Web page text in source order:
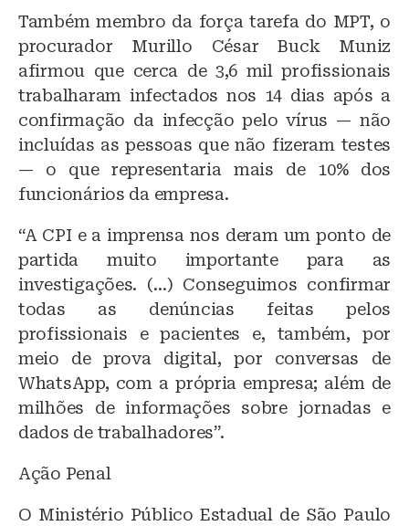
Também membro da força tarefa do MPT, o
procurador Murillo César Buck Muniz
afirmou que cerca de 3,6 mil profissionais
trabalharam infectados nos 14 dias após a
confirmação da infecção pelo vírus — não
incluídas as pessoas que não fizeram testes
— o que representaria mais de 10% dos
funcionários da empresa.
“A CPI e a imprensa nos deram um ponto de
partida muito importante para as
investigações. (…) Conseguimos confirmar
todas as denúncias feitas pelos
profissionais e pacientes e, também, por
meio de prova digital, por conversas de
WhatsApp, com a própria empresa; além de
milhões de informações sobre jornadas e
dados de trabalhadores”.
Ação Penal
O Ministério Público Estadual de São Paulo